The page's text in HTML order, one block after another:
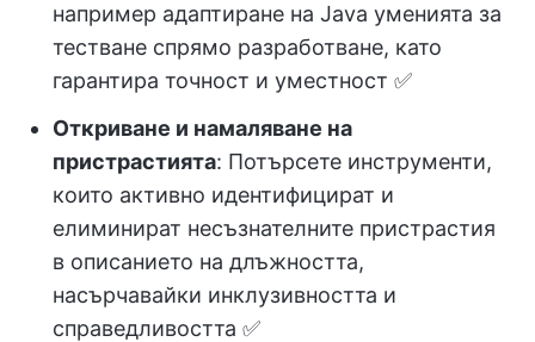
например адаптиране на Java уменията за
тестване спрямо разработване, като
гарантира точност и уместност ✅
Откриване и намаляване на
пристрастията: Потърсете инструменти,
които активно идентифицират и
елиминират несъзнателните пристрастия
в описанието на длъжността,
насърчавайки инклузивността и
справедливостта ✅